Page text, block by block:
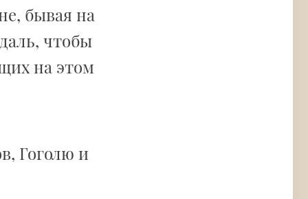
бывая на
чтобы
на этом
Гоголю и